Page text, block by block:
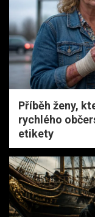
Příběh ženy,
rychlého
etikety